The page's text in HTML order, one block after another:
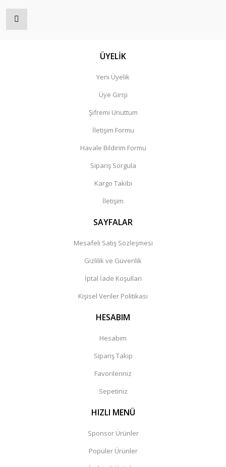
ÜYELİK
Yeni Üyelik
Üye Girişi
Şifremi Unuttum
İletişim Formu
Havale Bildirim Formu
Sipariş Sorgula
Kargo Takibi
İletişim
SAYFALAR
Mesafeli Satış Sözleşmesi
Gizlilik ve Güvenlik
İptal İade Koşullari
Kişisel Veriler Politikası
HESABIM
Hesabım
Sipariş Takip
Favorileriniz
Sepetiniz
HIZLI MENÜ
Sponsor Ürünler
Popüler Ürünler